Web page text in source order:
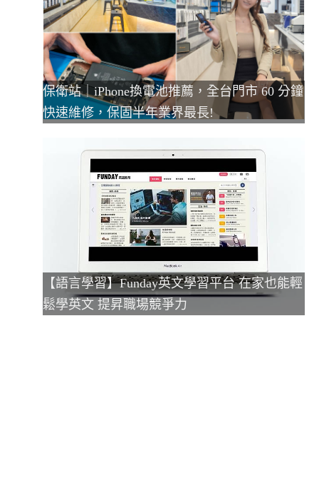
保衛站｜iPhone換電池推薦，全台門市 60 分鐘
快速維修，保固半年業界最長!
【語言學習】Funday英文學習平台 在家也能輕
鬆學英文 提昇職場競爭力